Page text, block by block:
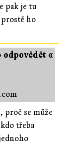
pak je tu
ho
odpovědět «
proč se může
třeba